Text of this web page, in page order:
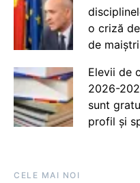
o criză
de
Elevii de
2026-
sunt
profil și
CELE MAI NOI